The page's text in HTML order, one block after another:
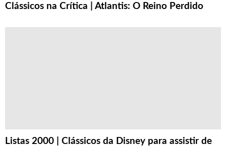
Clássicos na Crítica | Atlantis: O Reino Perdido
Listas 2000 | Clássicos da Disney para assistir de